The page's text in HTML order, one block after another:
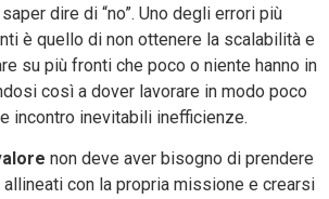
dire di “no”. Uno degli errori più
è quello di non ottenere la scalabilità e
su più fronti che poco o niente hanno in
così a dover lavorare in modo poco
incontro inevitabili inefficienze.
non deve aver bisogno di prendere
allineati con la propria missione e crearsi